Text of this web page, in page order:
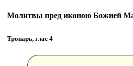
Молитвы пред иконою Божией
Тропарь, глас 4